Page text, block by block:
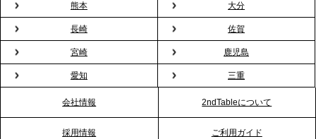
2026.1.26
プレスリリースのご案内｜もう「義理チョコ」で悩
まない。職場のバレンタインをケータリングで“福利
厚生”化。採用にも効く新スタイルを提案
熊本 大分
長崎 佐賀
宮崎 鹿児島
愛知 三重
会社情報 2ndTableについて
採用情報 ご利用ガイド